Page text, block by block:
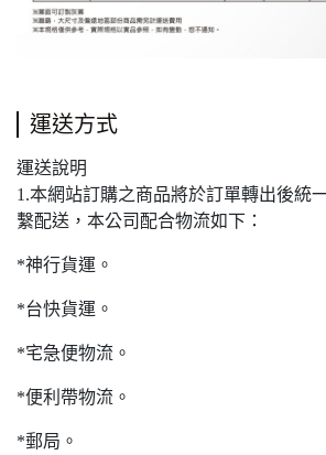
運送方式
運送說明
1.本網站訂購之商品將於訂單轉出後統
繫配送，本公司配合物流如下：
*神行貨運。
*台快貨運。
*宅急便物流。
*便利帶物流。
*郵局。